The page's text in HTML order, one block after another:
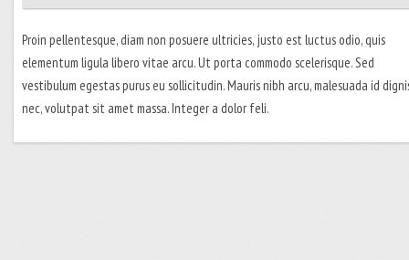
Proin pellentesque, diam non posuere ultricies, justo est luctus odio, quis
elementum ligula libero vitae arcu. Ut porta commodo scelerisque. Sed
vestibulum egestas purus eu sollicitudin. Mauris nibh arcu, malesuada id
nec, volutpat sit amet massa. Integer a dolor feli.